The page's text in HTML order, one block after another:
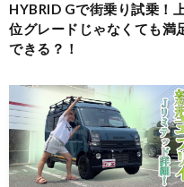
HYBRID Gで街乗り試乗！
位グレードじゃなくても満
できる？！